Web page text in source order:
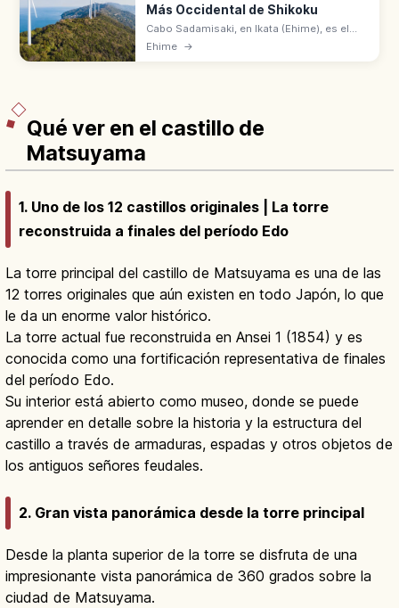
Más Occidental de Shikoku
Cabo Sadamisaki, en Ikata (Ehime), es el
punto más occidental de Shikoku. Faro
Ehime →
Qué ver en el castillo de
Matsuyama
1. Uno de los 12 castillos originales | La torre
reconstruida a finales del período Edo
La torre principal del castillo de Matsuyama es una de las
12 torres originales que aún existen en todo Japón, lo que
le da un enorme valor histórico.
La torre actual fue reconstruida en Ansei 1 (1854) y es
conocida como una fortificación representativa de finales
del período Edo.
Su interior está abierto como museo, donde se puede
aprender en detalle sobre la historia y la estructura del
castillo a través de armaduras, espadas y otros objetos de
los antiguos señores feudales.
2. Gran vista panorámica desde la torre principal
Desde la planta superior de la torre se disfruta de una
impresionante vista panorámica de 360 grados sobre la
ciudad de Matsuyama.